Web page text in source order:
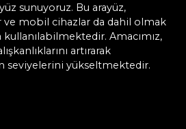
sunuyoruz. Bu arayüz,
ve mobil cihazlar da dahil olmak
kullanılabilmektedir. Amacımız,
artırarak
seviyelerini yükseltmektedir.